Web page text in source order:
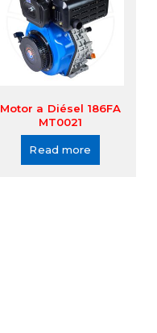
Motor a Diésel 186FA
MT0021
Read more